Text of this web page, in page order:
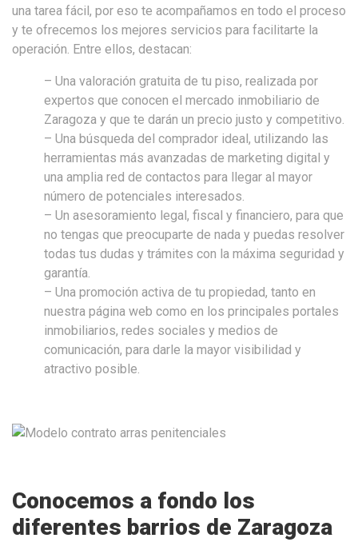
una tarea fácil, por eso te acompañamos en todo el proceso
y te ofrecemos los mejores servicios para facilitarte la
operación. Entre ellos, destacan:
– Una valoración gratuita de tu piso, realizada por
expertos que conocen el mercado inmobiliario de
Zaragoza y que te darán un precio justo y competitivo.
– Una búsqueda del comprador ideal, utilizando las
herramientas más avanzadas de marketing digital y
una amplia red de contactos para llegar al mayor
número de potenciales interesados.
– Un asesoramiento legal, fiscal y financiero, para que
no tengas que preocuparte de nada y puedas resolver
todas tus dudas y trámites con la máxima seguridad y
garantía.
– Una promoción activa de tu propiedad, tanto en
nuestra página web como en los principales portales
inmobiliarios, redes sociales y medios de
comunicación, para darle la mayor visibilidad y
atractivo posible.
Conocemos a fondo los
diferentes barrios de Zaragoza